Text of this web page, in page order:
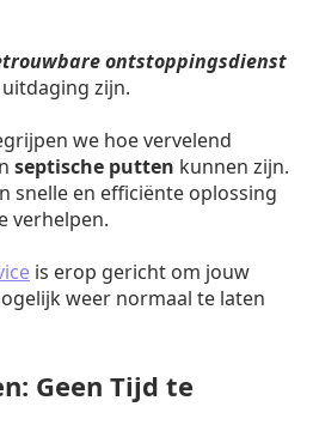
ontstoppingsdienst
zijn.
we hoe vervelend
septische putten kunnen zijn.
snelle en efficiënte oplossing
verhelpen.
is erop gericht om jouw
weer normaal te laten
Geen Tijd te